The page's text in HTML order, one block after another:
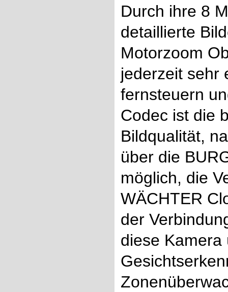
Durch ihre 8
detaillierte
Motorzoom
jederzeit sehr
fernsteuern
Codec ist die
Bildqualität,
über die
möglich, die
WÄCHTER
der
diese Kamera